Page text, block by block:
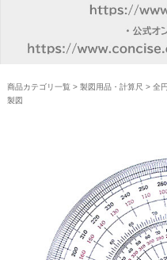
商品カテゴリ一覧 > 製図用品・計算尺 > 全
製図